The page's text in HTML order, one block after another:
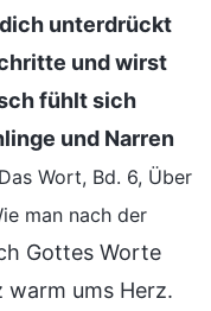
unterdrückt
und wirst
fühlt sich
und Narren
Wort, Bd. 6, Über
man nach der
Gottes Worte
warm ums Herz.